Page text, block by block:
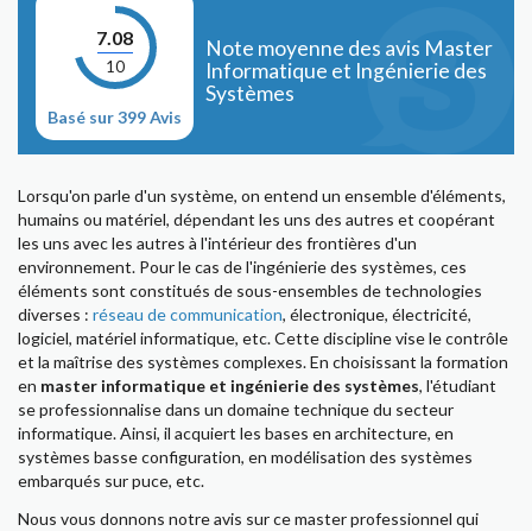
7.08
10
Basé sur 399 Avis
Note moyenne des avis Master
Informatique et Ingénierie des
Systèmes
Lorsqu'on parle d'un système, on entend un ensemble d'éléments,
humains ou matériel, dépendant les uns des autres et coopérant
les uns avec les autres à l'intérieur des frontières d'un
environnement. Pour le cas de l'ingénierie des systèmes, ces
éléments sont constitués de sous-ensembles de technologies
diverses : réseau de communication, électronique, électricité,
logiciel, matériel informatique, etc. Cette discipline vise le contrôle
et la maîtrise des systèmes complexes. En choisissant la formation
en master informatique et ingénierie des systèmes, l'étudiant
se professionnalise dans un domaine technique du secteur
informatique. Ainsi, il acquiert les bases en architecture, en
systèmes basse configuration, en modélisation des systèmes
embarqués sur puce, etc.
Nous vous donnons notre avis sur ce master professionnel qui